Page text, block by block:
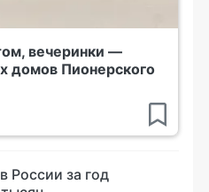
вечеринки —
домов Пионерского
России за год